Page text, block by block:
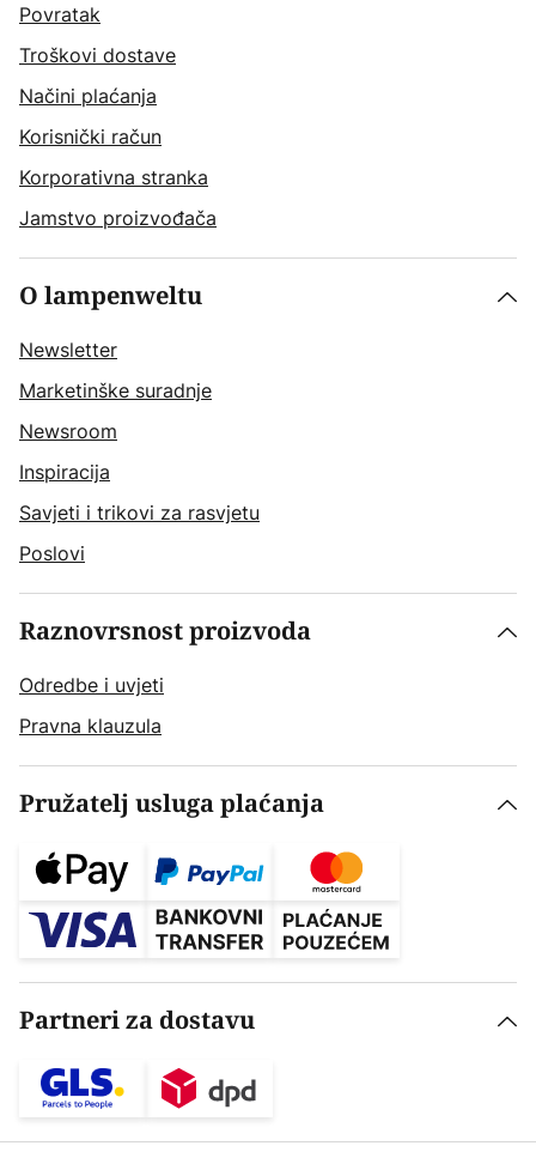
Povratak
Troškovi dostave
Načini plaćanja
Korisnički račun
Korporativna stranka
Jamstvo proizvođača
O lampenweltu
Newsletter
Marketinške suradnje
Newsroom
Inspiracija
Savjeti i trikovi za rasvjetu
Poslovi
Raznovrsnost proizvoda
Odredbe i uvjeti
Pravna klauzula
Pružatelj usluga plaćanja
Partneri za dostavu